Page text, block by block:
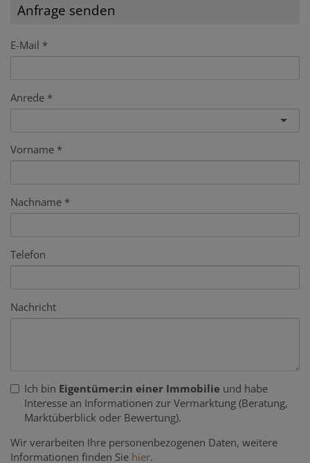
Anfrage senden
E-Mail
Anrede
Vorname
Nachname
Telefon
Nachricht
Ich bin Eigentümer:in einer Immobilie und habe
Interesse an Informationen zur Vermarktung (Beratung,
Marktüberblick oder Bewertung).
Wir verarbeiten Ihre personenbezogenen Daten, weitere
Informationen finden Sie hier.